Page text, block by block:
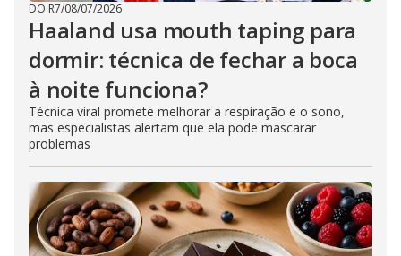
DO R7/08/07/2026
Haaland usa mouth taping para
dormir: técnica de fechar a boca
à noite funciona?
Técnica viral promete melhorar a respiração e o sono,
mas especialistas alertam que ela pode mascarar
problemas